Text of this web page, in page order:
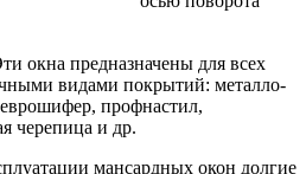
окна предназначены для всех
видами покрытий: металло-
профнастил,
черепица и др.
мансардных окон долгие